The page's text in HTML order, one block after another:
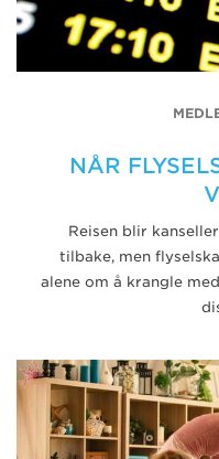
NÅR
Reisen blir
tilbake, men
alene om å krangle